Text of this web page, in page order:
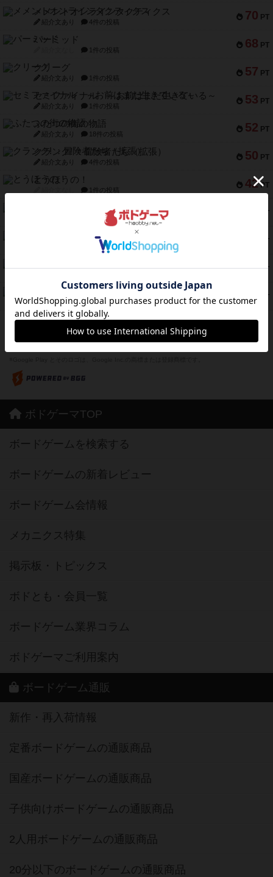
70 PT
メメントオンラインタクティクス
紹介文あり 4件の投稿
68 PT
パーミッド
1件の投稿
57 PT
クリーグ
紹介文あり 1件の投稿
53 PT
セミファイナル ～お前はまだ生きている～
紹介文あり 1件の投稿
52 PT
ふたつの街の物語
紹介文あり 18件の投稿
50 PT
クランク! ：冒険者たち（拡張）
紹介文あり 4件の投稿
42 PT
とうほうの！
1件の投稿
PT
スターマイン・ラミー ポケット
2件の投稿
PT
1件の投稿
39 PT
PT
フリップ７：復讐心とともに
紹介文なし 2件の投稿
※Apple、Apple のロゴ は、米国および他の国々で登録されたApple Inc.の商標です。
ボドゲーマTOP
ボードゲームを検索する
ボードゲームの新着レビュー
ボードゲーム会情報
メカニクス特集
掲示板・トピックス
ボドとも・会員一覧
ボードゲーム業界コラム
ボドゲーマご利用案内
ボードゲーム通販
新作・再入荷情報
定番ボードゲームの通販商品
国産ボードゲームの通販商品
子供向けボードゲームの通販商品
2人用ボードゲームの通販商品
20分以下のボードゲームの通販商品